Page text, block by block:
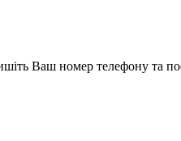
Ваш номер телефону